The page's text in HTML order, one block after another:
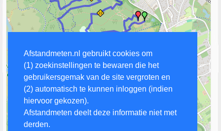
Afstandmeten.nl gebruikt cookies om
(1) zoekinstellingen te bewaren die het
gebruikersgemak van de site vergroten en
(2) automatisch te kunnen inloggen (indien
hiervoor gekozen).
Afstandmeten deelt deze informatie niet met
derden.